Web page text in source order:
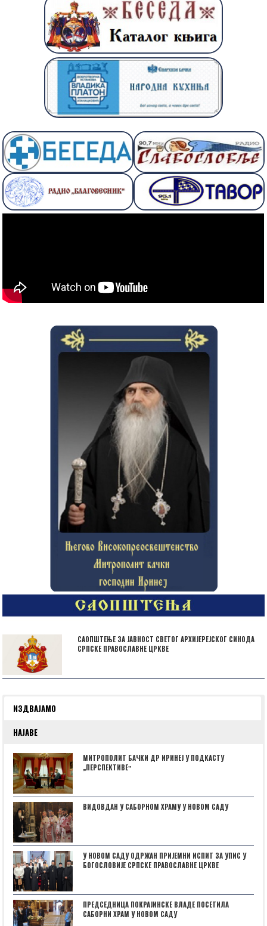
САОПШТЕЊЕ ЗА ЈАВНОСТ СВЕТОГ АРХИЈЕРЕЈСКОГ СИНОДА
СРПСКЕ ПРАВОСЛАВНЕ ЦРКВЕ
ИЗДВАЈАМО
НАЈАВЕ
МИТРОПОЛИТ БАЧКИ ДР ИРИНЕЈ У ПОДКАСТУ
„ПЕРСПЕКТИВЕˮ
ВИДОВДАН У САБОРНОМ ХРАМУ У НОВОМ САДУ
У НОВОМ САДУ ОДРЖАН ПРИЈЕМНИ ИСПИТ ЗА УПИС У
БОГОСЛОВИЈЕ СРПСКЕ ПРАВОСЛАВНЕ ЦРКВЕ
ПРЕДСЕДНИЦА ПОКРАЈИНСКЕ ВЛАДЕ ПОСЕТИЛА
САБОРНИ ХРАМ У НОВОМ САДУ